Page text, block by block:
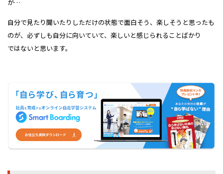
が…
自分で見たり聞いたりしただけの状態で面白そう、楽しそうと思ったも
のが、必ずしも自分に向いていて、楽しいと感じられることばかり
ではないと思います。